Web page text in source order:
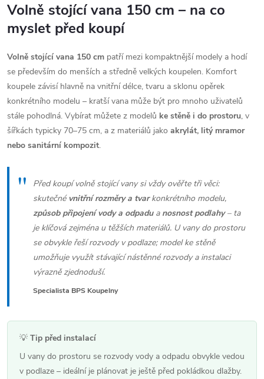
c
í
p
r
v
k
y
v
á
n
k
o
v
á
n
í
Volně stojící vana 150 cm – na co
myslet před koupí
Volně stojící vana 150 cm patří mezi kompaktnější modely a hodí
se především do menších a středně velkých koupelen. Komfort
koupele závisí hlavně na vnitřní délce, tvaru a sklonu opěrek
konkrétního modelu – kratší vana může být pro mnoho uživatelů
stále pohodlná. Vybírat můžete z modelů ke stěně i do prostoru, v
šířkách typicky 70–75 cm, a z materiálů jako akrylát, litý mramor
nebo sanitární kompozit.
"
Před koupí volně stojící vany si vždy ověřte tři věci:
skutečnévnitřní rozměry a tvarkonkrétního modelu,
způsob připojení vody a odpadua nosnost podlahy– ta
je klíčová zejména u těžších materiálů. U vany do prostoru
se obvykle řeší rozvody v podlaze; model ke stěně
umožňuje využít stávající nástěnné rozvody a instalaci
výrazně zjednoduší.
Specialista BPS Koupelny
💡 Tip před instalací
U vany do prostoru se rozvody vody a odpadu obvykle vedou
v podlaze – ideální je plánovat je ještě před pokládkou dlažby.